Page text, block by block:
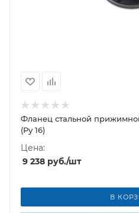
Фланец стальной
(Ру 16)
Цена:
9 238 руб./шт
В